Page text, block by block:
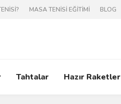
MASA TENİSİ EĞİTİMİ BLOG
Tahtalar Hazır Raketler